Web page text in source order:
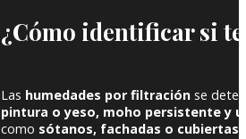
¿Cómo identificar si
Las humedades por filtración se
pintura o yeso, moho persistente y
como sótanos, fachadas o cubiertas